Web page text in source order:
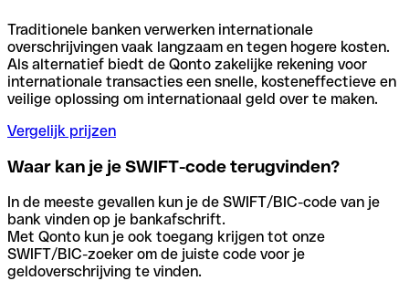
Traditionele banken verwerken internationale
overschrijvingen vaak langzaam en tegen hogere kosten.
Als alternatief biedt de Qonto zakelijke rekening voor
internationale transacties een snelle, kosteneffectieve en
veilige oplossing om internationaal geld over te maken.
Vergelijk prijzen
Waar kan je je SWIFT-code terugvinden?
In de meeste gevallen kun je de SWIFT/BIC-code van je
bank vinden op je bankafschrift.
Met Qonto kun je ook toegang krijgen tot onze
SWIFT/BIC-zoeker om de juiste code voor je
geldoverschrijving te vinden.